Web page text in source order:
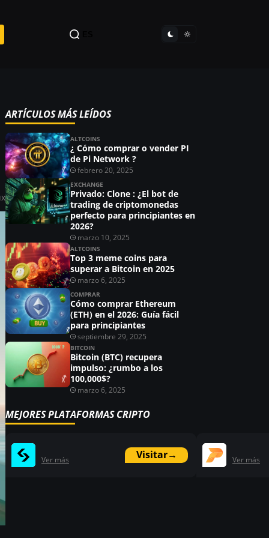
ARTÍCULOS MÁS LEÍDOS
ALTCOINS
¿ Cómo comprar o vender PI
de Pi Network ?
febrero 20, 2025
EXCHANGE
Privado: Clone : ¿El bot de
trading de criptomonedas
perfecto para principiantes en
2026?
marzo 10, 2025
ALTCOINS
Top 3 meme coins para
superar a Bitcoin en 2025
marzo 6, 2025
COMPRAR
Cómo comprar Ethereum
(ETH) en el 2026: Guía fácil
para principiantes
septiembre 29, 2025
BITCOIN
Bitcoin (BTC) recupera
impulso: ¿rumbo a los
100,000$?
marzo 6, 2025
MEJORES PLATAFORMAS CRIPTO
Visitar→
Ver más Ver más